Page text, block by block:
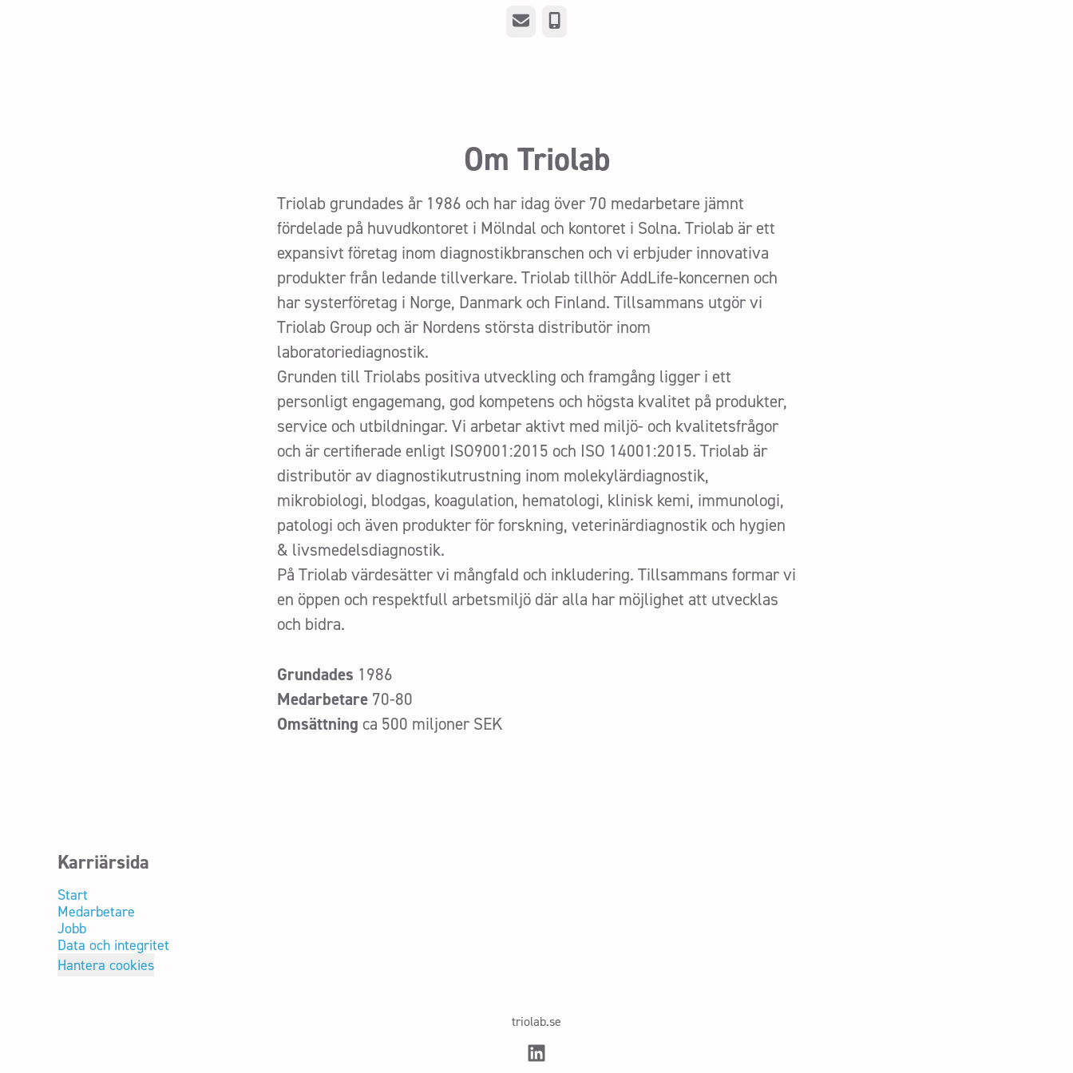
E-post Telefon
Om Triolab
Triolab grundades år 1986 och har idag över 70 medarbetare jämnt
fördelade på huvudkontoret i Mölndal och kontoret i Solna. Triolab är ett
expansivt företag inom diagnostikbranschen och vi erbjuder innovativa
produkter från ledande tillverkare. Triolab tillhör AddLife-koncernen och
har systerföretag i Norge, Danmark och Finland. Tillsammans utgör vi
Triolab Group och är Nordens största distributör inom
laboratoriediagnostik.
Grunden till Triolabs positiva utveckling och framgång ligger i ett
personligt engagemang, god kompetens och högsta kvalitet på produkter,
service och utbildningar. Vi arbetar aktivt med miljö- och kvalitetsfrågor
och är certifierade enligt ISO9001:2015 och ISO 14001:2015. Triolab är
distributör av diagnostikutrustning inom molekylärdiagnostik,
mikrobiologi, blodgas, koagulation, hematologi, klinisk kemi, immunologi,
patologi och även produkter för forskning, veterinärdiagnostik och hygien
& livsmedelsdiagnostik.
På Triolab värdesätter vi mångfald och inkludering. Tillsammans formar vi
en öppen och respektfull arbetsmiljö där alla har möjlighet att utvecklas
och bidra.
Grundades 1986
Medarbetare 70-80
Omsättning ca 500 miljoner SEK
Karriärsida
Start
Medarbetare
Jobb
Data och integritet
Hantera cookies
triolab.se